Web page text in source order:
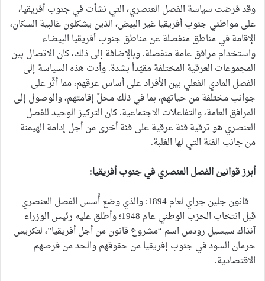
وقد فرضت سياسة الفصل العنصري، التي نشأت في جنوب أفريقيا،
على مواطني جنوب أفريقيا غير البيض، الذين يشكلون غالبية السكان،
الإقامة في مناطق منفصلة عن مناطق جنوب أفريقيا البيضاء
واستخدام مرافق عامة منفصلة. وبالإضافة إلى ذلك، كان الاتصال بين
المجموعات العرقية المختلفة مقيّداً بشدة. وأدت هذه السياسة إلى
الفصل المادي الفعلي بين الأفراد على أساس عرقهم، مما أثّر على
جوانب مختلفة من حياتهم، بما في ذلك محلّ إقامتهم، والوصول إلى
المرافق العامة، والتفاعلات الاجتماعية. كان التركيز الوحيد للفصل
العنصري هو ترقية فئة عرقية على فئة أخرى من أجل إدامة الهيمنة
من جانب الفئة التي لها الغلبة.
أبرز قوانين الفصل العنصري في جنوب أفريقيا:
– قانون جلين جراي لعام 1894: والذي وضع أُسس الفصل العنصري
قبل انتخاب الحزب الوطني عام 1948؛ وأطلق عليه رئيس الوزراء
آنذاك سيسيل رودس اسم “مشروع قانون من أجل أفريقيا”، لتكريس
حرمان السود في جنوب إفريقيا من حقوقهم والحد من فرصهم
الاقتصادية.